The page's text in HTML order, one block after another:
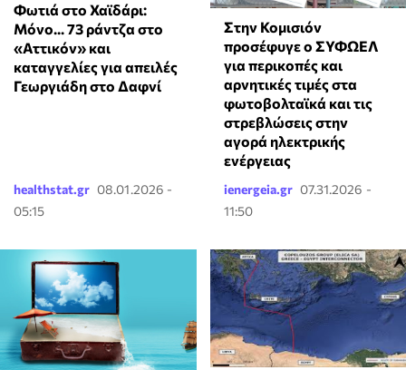
Φωτιά στο Χαϊδάρι:
Μόνο... 73 ράντζα στο
«Αττικόν» και
καταγγελίες για απειλές
Γεωργιάδη στο Δαφνί
healthstat.gr 08.01.2026 -
05:15
Στην Κομισιόν
προσέφυγε ο ΣΥΦΩΕΛ
για περικοπές και
αρνητικές τιμές στα
φωτοβολταϊκά και τις
στρεβλώσεις στην
αγορά ηλεκτρικής
ενέργειας
ienergeia.gr 07.31.2026 -
11:50